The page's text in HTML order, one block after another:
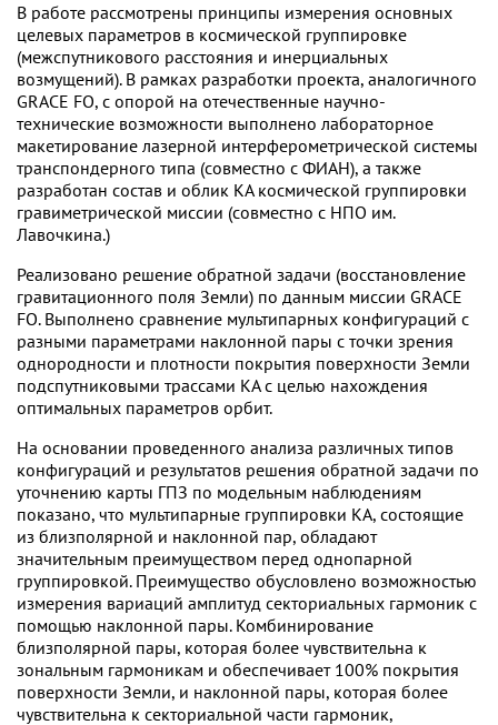
В работе рассмотрены принципы измерения основных
целевых параметров в космической группировке
(межспутникового расстояния и инерциальных
возмущений). В рамках разработки проекта, аналогичного
GRACE FO, с опорой на отечественные научно-
технические возможности выполнено лабораторное
макетирование лазерной интерферометрической системы
транспондерного типа (совместно с ФИАН), а также
разработан состав и облик КА космической группировки
гравиметрической миссии (совместно с НПО им.
Лавочкина.)
Реализовано решение обратной задачи (восстановление
гравитационного поля Земли) по данным миссии GRACE
FO. Выполнено сравнение мультипарных конфигураций с
разными параметрами наклонной пары с точки зрения
однородности и плотности покрытия поверхности Земли
подспутниковыми трассами КА с целью нахождения
оптимальных параметров орбит.
На основании проведенного анализа различных типов
конфигураций и результатов решения обратной задачи по
уточнению карты ГПЗ по модельным наблюдениям
показано, что мультипарные группировки КА, состоящие
из близполярной и наклонной пар, обладают
значительным преимуществом перед однопарной
группировкой. Преимущество обусловлено возможностью
измерения вариаций амплитуд секториальных гармоник с
помощью наклонной пары. Комбинирование
близполярной пары, которая более чувствительна к
зональным гармоникам и обеспечивает 100% покрытия
поверхности Земли, и наклонной пары, которая более
чувствительна к секториальной части гармоник,